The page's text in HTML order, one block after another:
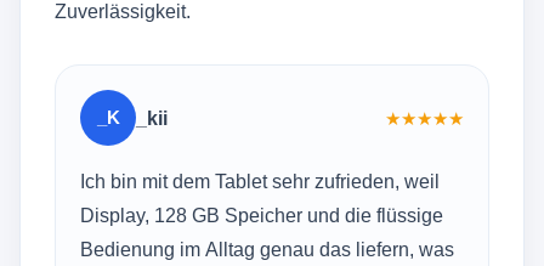
Zuverlässigkeit.
_K _kii ★★★★★
Ich bin mit dem Tablet sehr zufrieden, weil
Display, 128 GB Speicher und die flüssige
Bedienung im Alltag genau das liefern, was